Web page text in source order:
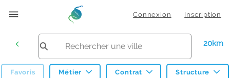
Connexion Inscription
20km
Favoris Métier Contrat Structure